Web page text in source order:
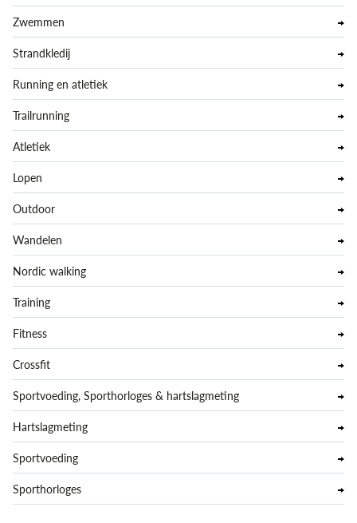
Zwemmen
Strandkledij
Running en atletiek
Trailrunning
Atletiek
Lopen
Outdoor
Wandelen
Nordic walking
Training
Fitness
Crossfit
Sportvoeding, Sporthorloges & hartslagmeting
Hartslagmeting
Sportvoeding
Sporthorloges